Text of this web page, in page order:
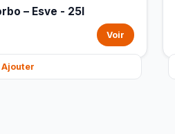
– Esve - 25l
Voir
Ajouter